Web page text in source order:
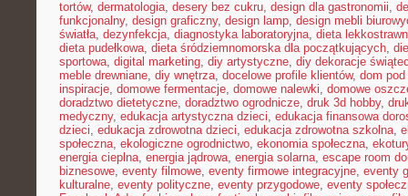
tortów, dermatologia, desery bez cukru, design dla gastronomii,
funkcjonalny, design graficzny, design lamp, design mebli
światła, dezynfekcja, diagnostyka laboratoryjna, dieta
dieta pudełkowa, dieta śródziemnomorska dla początkujących,
sportowa, digital marketing, diy artystyczne, diy dekoracje
meble drewniane, diy wnętrza, docelowe profile klientów, dom
inspiracje, domowe fermentacje, domowe nalewki, domowe
doradztwo dietetyczne, doradztwo ogrodnicze, druk 3d hobby,
medyczny, edukacja artystyczna dzieci, edukacja finansowa
dzieci, edukacja zdrowotna dzieci, edukacja zdrowotna szkolna,
społeczna, ekologiczne ogrodnictwo, ekonomia społeczna,
energia cieplna, energia jądrowa, energia solarna, escape room
biznesowe, eventy filmowe, eventy firmowe integracyjne, eventy
kulturalne, eventy polityczne, eventy przygodowe, eventy